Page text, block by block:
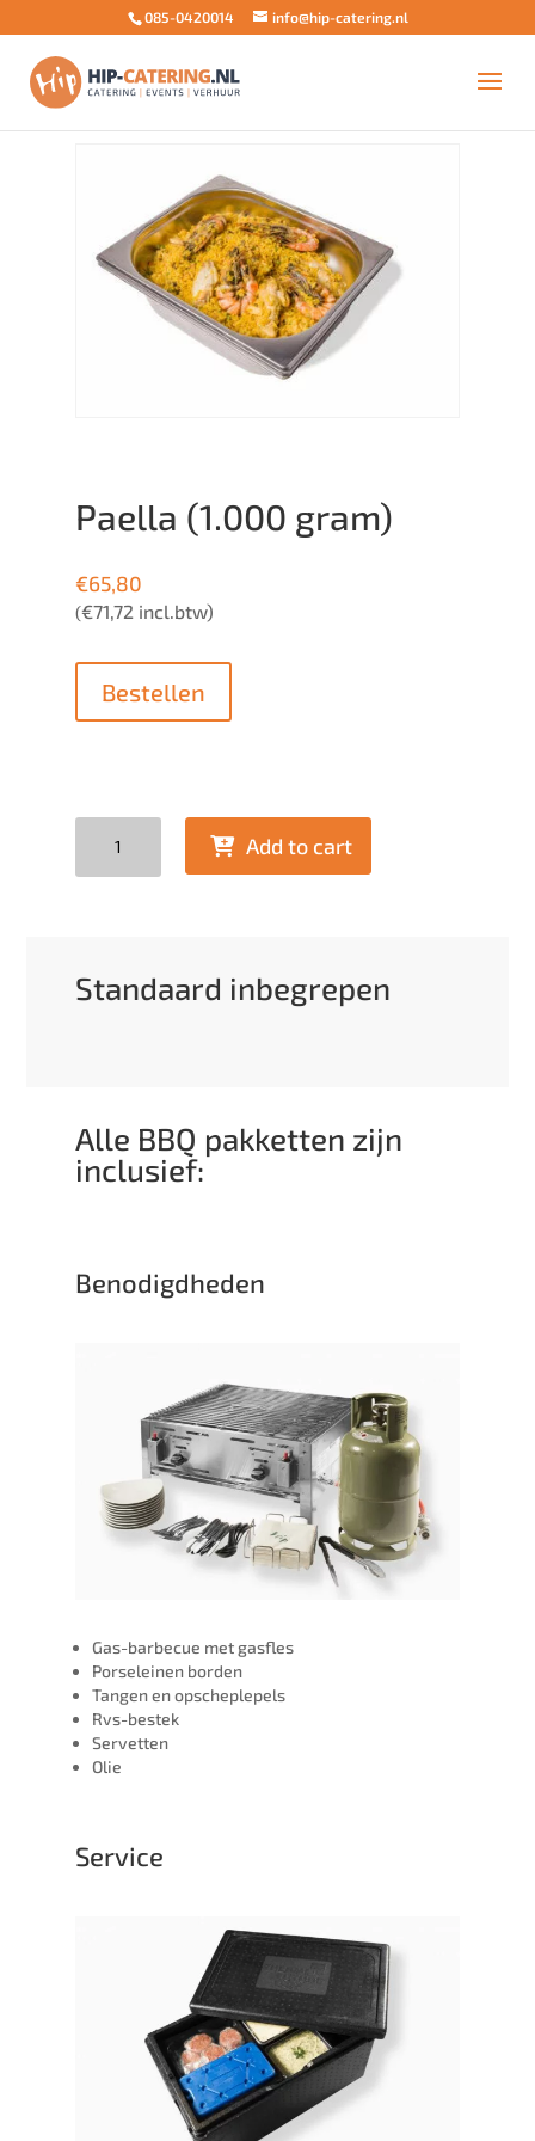
085-0420014 info@hip-catering.nl
Home/Buffet aanvulling
Paella (1.000 gram)
€65,80
(€71,72 incl.btw)
Bestellen
Add to cart
Standaard inbegrepen
Alle BBQ pakketten zijn
inclusief:
Benodigdheden
Gas-barbecue met gasfles
Porseleinen borden
Tangen en opscheplepels
Rvs-bestek
Servetten
Olie
Service